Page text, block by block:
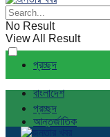
No Result
View All Result
প্রচ্ছদ
বাংলাদেশ
আন্তর্জাতিক
প্রচ্ছদ